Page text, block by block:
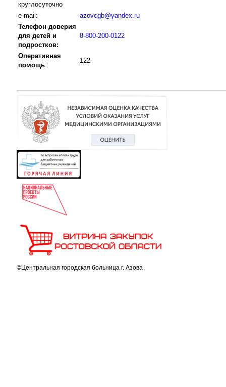
круглосуточно
e-mail:
azovcgb@yandex.ru
Телефон доверия
для детей и
подростков:
8-800-200-0122
Оперативная
помощь :
122
©Центральная городская больница г. Азова